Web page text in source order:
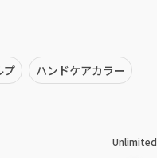
プ ハンドケアカラー
Unlimited